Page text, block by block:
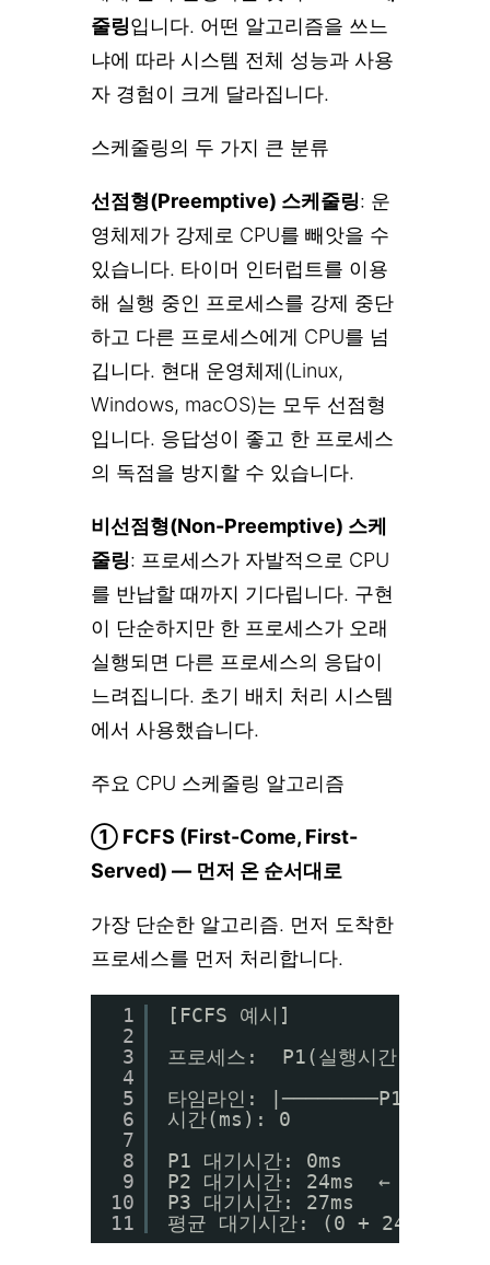
줄링입니다. 어떤 알고리즘을 쓰느
냐에 따라 시스템 전체 성능과 사용
자 경험이 크게 달라집니다.
스케줄링의 두 가지 큰 분류
선점형(Preemptive) 스케줄링: 운
영체제가 강제로 CPU를 빼앗을 수
있습니다. 타이머 인터럽트를 이용
해 실행 중인 프로세스를 강제 중단
하고 다른 프로세스에게 CPU를 넘
깁니다. 현대 운영체제(Linux,
Windows, macOS)는 모두 선점형
입니다. 응답성이 좋고 한 프로세스
의 독점을 방지할 수 있습니다.
비선점형(Non-Preemptive) 스케
줄링: 프로세스가 자발적으로 CPU
를 반납할 때까지 기다립니다. 구현
이 단순하지만 한 프로세스가 오래
실행되면 다른 프로세스의 응답이
느려집니다. 초기 배치 처리 시스템
에서 사용했습니다.
주요 CPU 스케줄링 알고리즘
① FCFS (First-Come, First-
Served) — 먼저 온 순서대로
가장 단순한 알고리즘. 먼저 도착한
프로세스를 먼저 처리합니다.
1
2
3
4
5
6
7
8
9
10
11
[FCFS 예시]
프로세스:  P1(실행시간
타임라인:
시간(ms): 0
P1 대기시간: 0ms
P2 대기시간: 24ms  ← 짧은 작
P3 대기시간: 27ms
평균 대기시간: (0 + 24 +